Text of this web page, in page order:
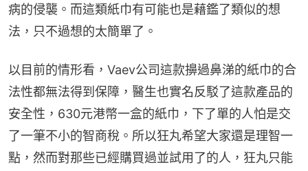
病的侵襲。而這類紙巾有可能也是藉鑑了類似的想
法，只不過想的太簡單了。
以目前的情形看，Vaev公司這款擤過鼻涕的紙巾的合
法性都無法得到保障，醫生也實名反駁了這款產品的
安全性，630元港幣一盒的紙巾，下了單的人怕是交
了一筆不小的智商稅。所以狂丸希望大家還是理智一
點，然而對那些已經購買過並試用了的人，狂丸只能